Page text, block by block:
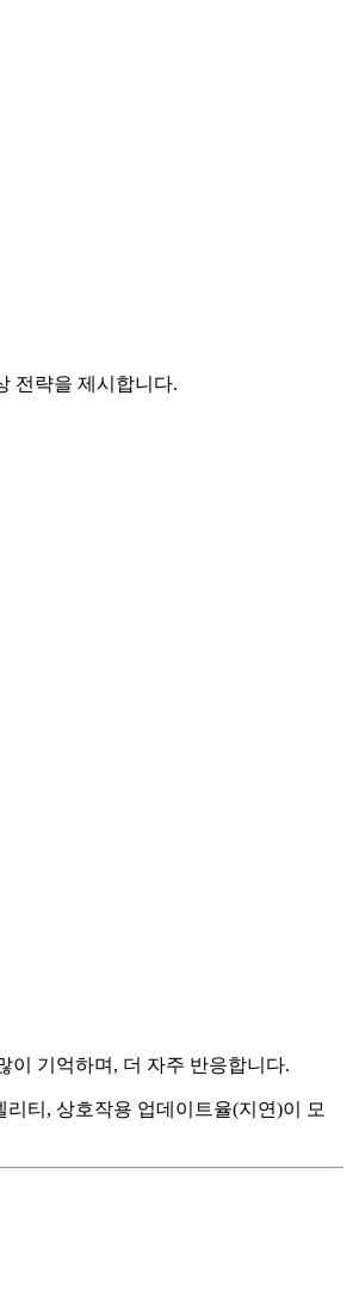
전략을 제시합니다.
이 기억하며, 더 자주 반응합니다.
티, 상호작용 업데이트율(지연)이 모